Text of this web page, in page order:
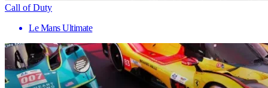
Call of Duty
Le Mans Ultimate